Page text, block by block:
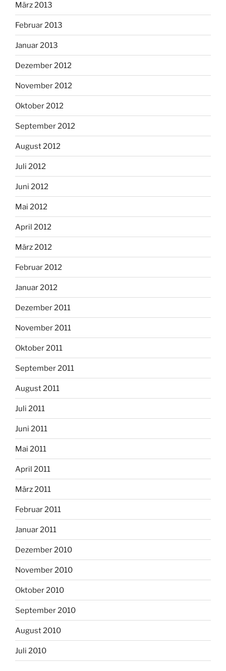
März 2013
Februar 2013
Januar 2013
Dezember 2012
November 2012
Oktober 2012
September 2012
August 2012
Juli 2012
Juni 2012
Mai 2012
April 2012
März 2012
Februar 2012
Januar 2012
Dezember 2011
November 2011
Oktober 2011
September 2011
August 2011
Juli 2011
Juni 2011
Mai 2011
April 2011
März 2011
Februar 2011
Januar 2011
Dezember 2010
November 2010
Oktober 2010
September 2010
August 2010
Juli 2010